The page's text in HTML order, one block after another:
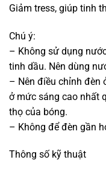
Giảm tress, giúp tinh
Chú ý:
– Không sử dụng
tinh dầu. Nên dùng
– Nên điều chỉnh đèn
ở mức sáng cao nhất
thọ của bóng.
– Không để đèn gần
Thông số kỹ thuật